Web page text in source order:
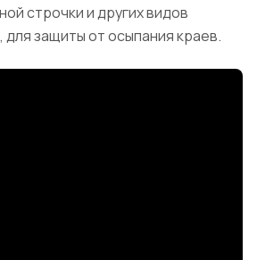
строчки и других видов
защиты от осыпания краев.